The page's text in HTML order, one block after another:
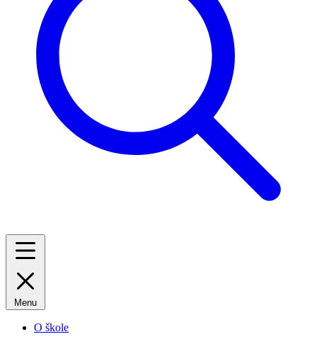
Menu
O škole